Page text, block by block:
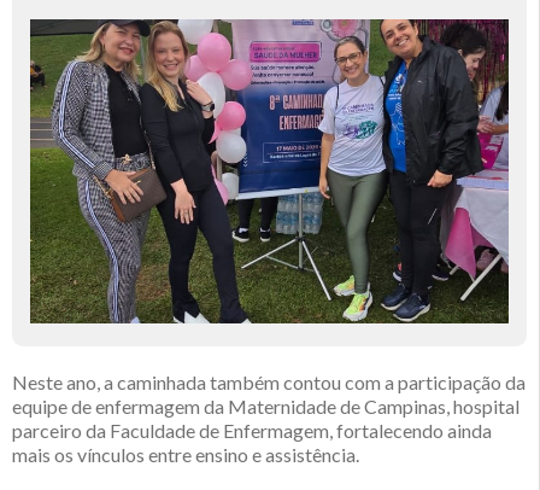
Neste ano, a caminhada também contou com a participação da
equipe de enfermagem da Maternidade de Campinas, hospital
parceiro da Faculdade de Enfermagem, fortalecendo ainda
mais os vínculos entre ensino e assistência.